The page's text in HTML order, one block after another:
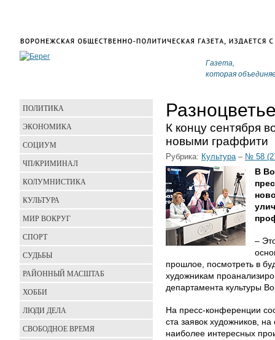
Газета,
которая
К концу сентября
новыми граффити
Рубрика: Культура– № 58
В
–
прошлое, посмотреть в
художникам
департамента культуры
На пресс-конференции
ста заявок художников,
наиболее интересных
ПОЛИТИКА
ЭКОНОМИКА
СОЦИУМ
ЧП/КРИМИНАЛ
КОЛУМНИСТИКА
КУЛЬТУРА
МИР ВОКРУГ
СПОРТ
СУДЬБЫ
РАЙОННЫЙ МАСШТАБ
ХОББИ
ЛЮДИ ДЕЛА
СВОБОДНОЕ ВРЕМЯ